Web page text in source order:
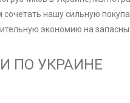
нашу сильную
экономию на
ПО УКРАИНЕ